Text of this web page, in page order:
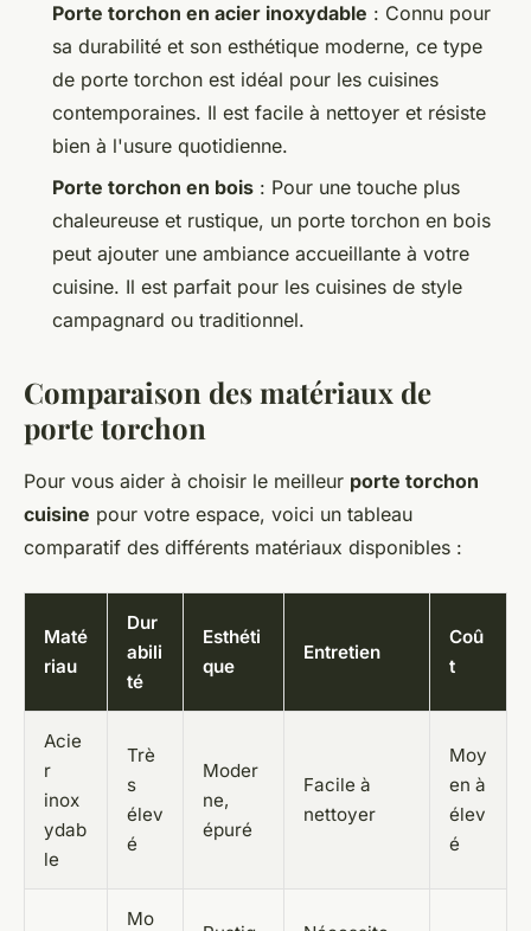
Porte torchon en acier inoxydable : Connu pour
sa durabilité et son esthétique moderne, ce type
de porte torchon est idéal pour les cuisines
contemporaines. Il est facile à nettoyer et résiste
bien à l'usure quotidienne.
Porte torchon en bois : Pour une touche plus
chaleureuse et rustique, un porte torchon en bois
peut ajouter une ambiance accueillante à votre
cuisine. Il est parfait pour les cuisines de style
campagnard ou traditionnel.
Comparaison des matériaux de
porte torchon
Pour vous aider à choisir le meilleur porte torchon
cuisine pour votre espace, voici un tableau
comparatif des différents matériaux disponibles :
Maté
riau
Dur
abili
té
Esthéti
que
Entretien
Coû
t
Acie
r
inox
ydab
le
Trè
s
élev
é
Moder
ne,
épuré
Facile à
nettoyer
Moy
en à
élev
é
Mo